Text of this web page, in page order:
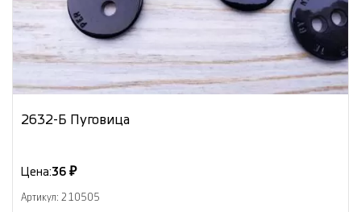
2632-Б Пуговица
Цена:36 ₽
Артикул: 210505